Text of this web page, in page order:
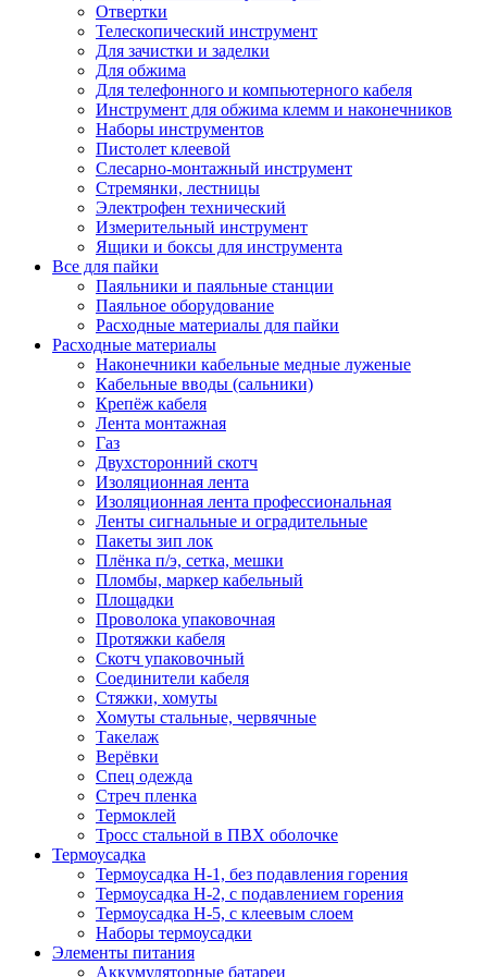
Отвертки
Телескопический инструмент
Для зачистки и заделки
Для обжима
Для телефонного и компьютерного кабеля
Инструмент для обжима клемм и наконечников
Наборы инструментов
Пистолет клеевой
Слесарно-монтажный инструмент
Стремянки, лестницы
Электрофен технический
Измерительный инструмент
Ящики и боксы для инструмента
Все для пайки
Паяльники и паяльные станции
Паяльное оборудование
Расходные материалы для пайки
Расходные материалы
Наконечники кабельные медные луженые
Кабельные вводы (сальники)
Крепёж кабеля
Лента монтажная
Газ
Двухсторонний скотч
Изоляционная лента
Изоляционная лента профессиональная
Ленты сигнальные и оградительные
Пакеты зип лок
Плёнка п/э, сетка, мешки
Пломбы, маркер кабельный
Площадки
Проволока упаковочная
Протяжки кабеля
Скотч упаковочный
Соединители кабеля
Стяжки, хомуты
Хомуты стальные, червячные
Такелаж
Верёвки
Спец одежда
Стреч пленка
Термоклей
Тросс стальной в ПВХ оболочке
Термоусадка
Термоусадка H-1, без подавления горения
Термоусадка H-2, с подавлением горения
Термоусадка H-5, с клеевым слоем
Наборы термоусадки
Элементы питания
Аккумуляторные батареи